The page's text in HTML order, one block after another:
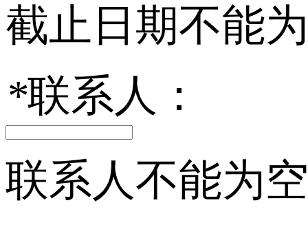
截止日期不能
*联系人：
联系人不能为